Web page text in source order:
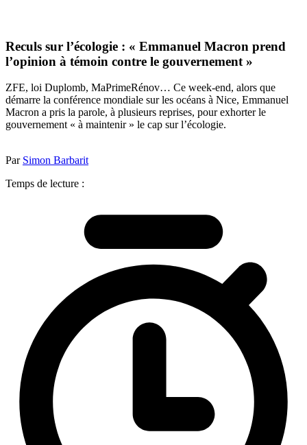
Reculs sur l’écologie : « Emmanuel Macron prend
l’opinion à témoin contre le gouvernement »
ZFE, loi Duplomb, MaPrimeRénov… Ce week-end, alors que
démarre la conférence mondiale sur les océans à Nice, Emmanuel
Macron a pris la parole, à plusieurs reprises, pour exhorter le
gouvernement « à maintenir » le cap sur l’écologie.
Par Simon Barbarit
Temps de lecture :